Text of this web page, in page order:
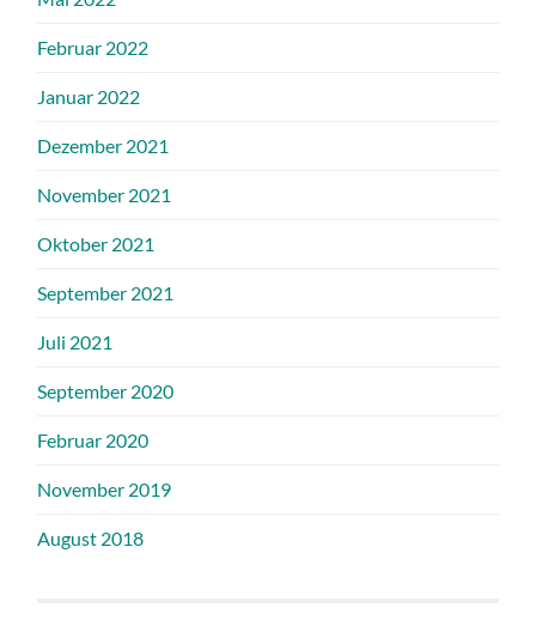
Februar 2022
Januar 2022
Dezember 2021
November 2021
Oktober 2021
September 2021
Juli 2021
September 2020
Februar 2020
November 2019
August 2018